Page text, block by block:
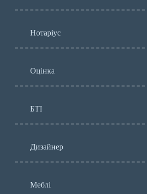
Нотаріус
Оцінка
БТІ
Дизайнер
Меблі